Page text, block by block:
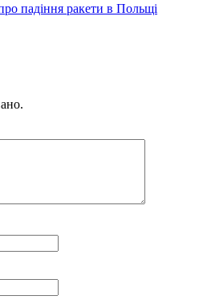
падіння ракети в Польщі